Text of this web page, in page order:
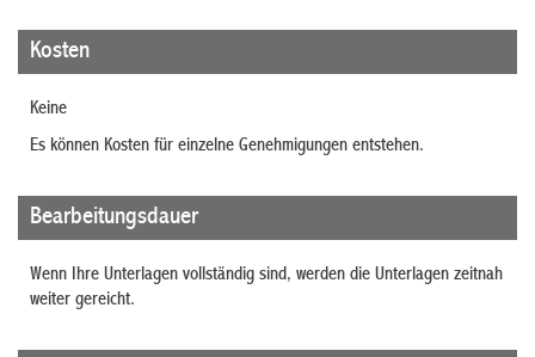
Kosten
Keine
Es können Kosten für einzelne Genehmigungen entstehen.
Bearbeitungsdauer
Wenn Ihre Unterlagen vollständig sind, werden die Unterlagen zeitnah
weiter gereicht.